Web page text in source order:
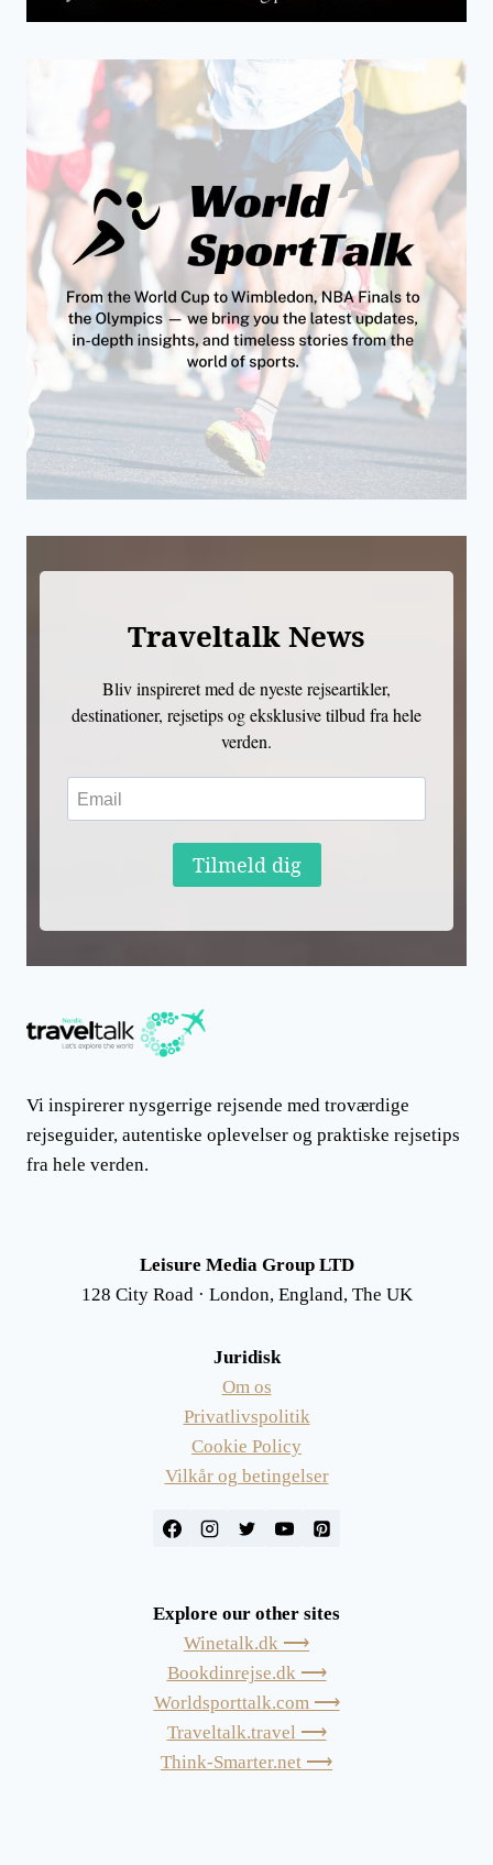
Traveltalk News
Bliv inspireret med de nyeste rejseartikler,
destinationer, rejsetips og eksklusive tilbud fra hele
verden.
Tilmeld dig
Vi inspirerer nysgerrige rejsende med troværdige
rejseguider, autentiske oplevelser og praktiske rejsetips
fra hele verden.
Leisure Media Group LTD
128 City Road · London, England, The UK
Juridisk
Om os
Privatlivspolitik
Cookie Policy
Vilkår og betingelser
Explore our other sites
Winetalk.dk ⟶
Bookdinrejse.dk ⟶
Worldsporttalk.com ⟶
Traveltalk.travel ⟶
Think-Smarter.net ⟶